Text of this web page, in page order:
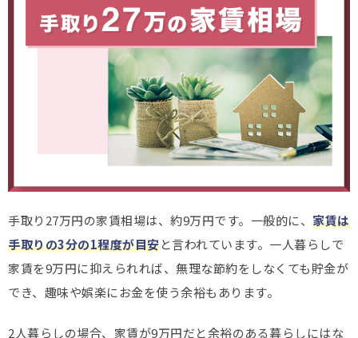
手取り27万円の家賃相場は、約9万円です。一般的に、 家賃は
手取りの3分の1程度が目安と言われています。一人暮らしで
家賃を9万円に抑えられれば、無理な節約をしなくても貯金が
でき、趣味や娯楽にお金を使う余裕もあります。
2人暮らしの場合、家賃が9万円だと余裕のある暮らしにはな